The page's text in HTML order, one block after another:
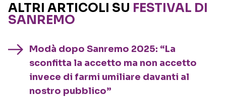
ALTRI ARTICOLI SU FESTIVAL DI
SANREMO
Modà dopo Sanremo 2025: “La
sconfitta la accetto ma non accetto
invece di farmi umiliare davanti al
nostro pubblico”